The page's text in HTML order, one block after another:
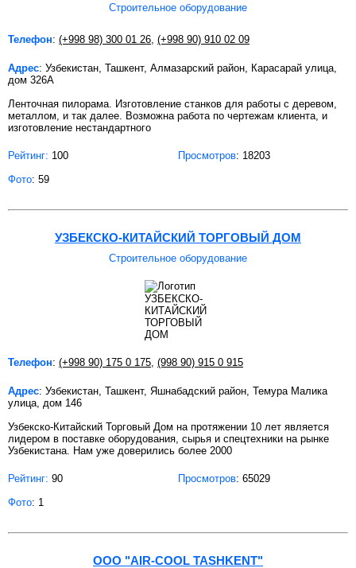
Строительное оборудование
Телефон: (+998 98) 300 01 26 (+998 90) 910 02 09
Адрес: Узбекистан, Ташкент, Алмазарский район, Карасарай улица,
дом 326А
Ленточная пилорама. Изготовление станков для работы с деревом,
металлом, и так далее. Возможна работа по чертежам клиента, и
изготовление нестандартного
Рейтинг: 100 Просмотров: 18203
Фото: 59
УЗБЕКСКО-КИТАЙСКИЙ ТОРГОВЫЙ ДОМ
Строительное оборудование
Телефон: (+998 90) 175 0 175 (998 90) 915 0 915
Адрес: Узбекистан, Ташкент, Яшнабадский район, Темура Малика
улица, дом 146
Узбекско-Китайский Торговый Дом на протяжении 10 лет является
лидером в поставке оборудования, сырья и спецтехники на рынке
Узбекистана. Нам уже доверились более 2000
Рейтинг: 90 Просмотров: 65029
Фото: 1
ООО "AIR-COOL TASHKENT"